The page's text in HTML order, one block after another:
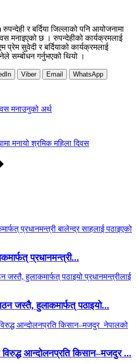
र बर्दिया जिल्लाको पनि आयोजनामा
मनाइएको छ । रुपन्देहीको कार्यक्रमलाई
प्रेम सुवेदी र बर्दियाको कार्यक्रमलाई
सम्बोधन गर्नुभएको थियो ।
Viber Email WhatsApp
मनाउनुको अर्थ
मनायो श्रमिक महिला दिवस
प्रधानमन्त्री...
जस्तै, हुलाकमार्फत् पठाइयो...
विरुद्ध आन्दोलनप्रति किसान–मजदुर ...